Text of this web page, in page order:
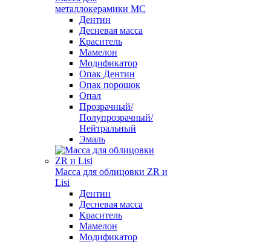
металлокерамики MC
Дентин
Десневая масса
Краситель
Мамелон
Модификатор
Опак Дентин
Опак порошок
Опал
Прозрачный/
Полупрозрачный/
Нейтральный
Эмаль
Масса для облицовки ZR и
Lisi
Дентин
Десневая масса
Краситель
Мамелон
Модификатор